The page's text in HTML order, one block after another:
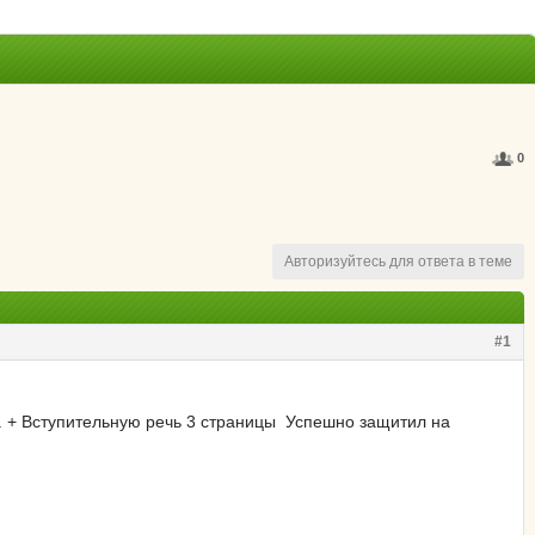
0
Авторизуйтесь для ответа в теме
#1
Вступительную речь 3 страницы Успешно защитил на